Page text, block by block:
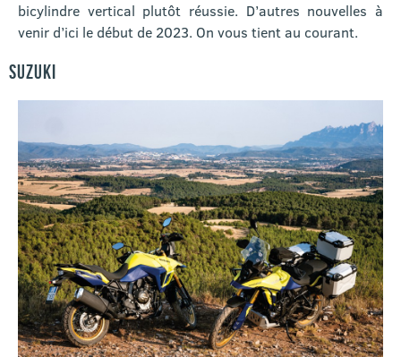
bicylindre vertical plutôt réussie. D’autres nouvelles à
venir d’ici le début de 2023. On vous tient au courant.
SUZUKI